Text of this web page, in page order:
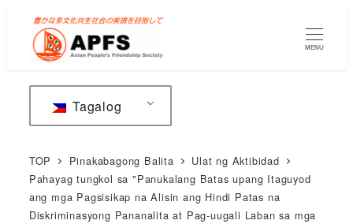
Lumaktaw
pangunahing
nilalaman
MENU
Tagalog
TOP Pinakabagong Balita
Ulat ng Aktibidad
Pahayag tungkol sa "Panukalang Batas upang Itaguyod
ang mga Pagsisikap na Alisin ang Hindi Patas na
Diskriminasyong Pananalita at Pag-uugali Laban sa mga